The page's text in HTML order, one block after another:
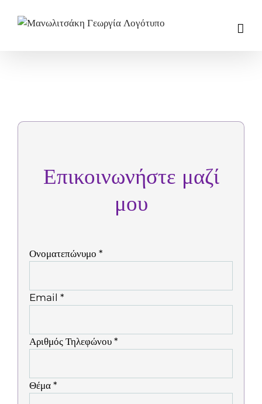
Επικοινωνήστε μαζί
μου
Ονοματεπώνυμο *
Email *
Αριθμός Τηλεφώνου *
Θέμα *